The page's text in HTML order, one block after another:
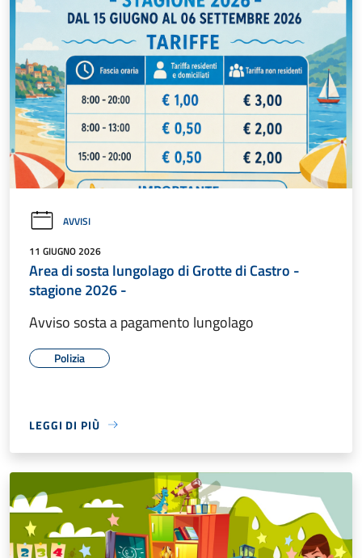
AVVISI
11 GIUGNO 2026
Area di sosta lungolago di Grotte di Castro -
stagione 2026 -
Avviso sosta a pagamento lungolago
Polizia
LEGGI DI PIÙ